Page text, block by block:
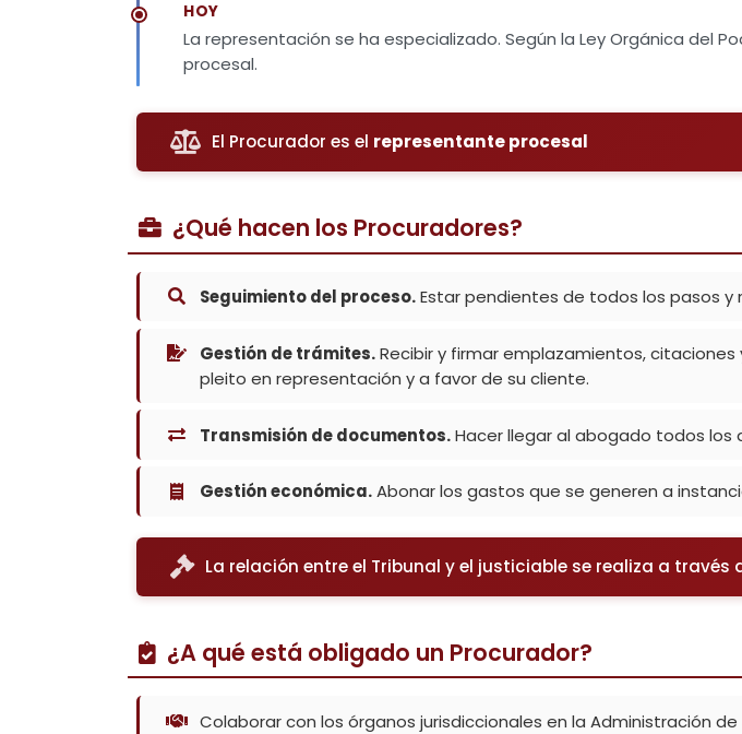
HOY
La representación se ha especializado. Según la Ley Orgánica del
procesal.
El Procurador es el representante procesal
¿Qué hacen los Procuradores?
Seguimiento del proceso.Estar pendientes de todos los pasos
Gestión de trámites.Recibir y firmar emplazamientos,
pleito en representación y a favor de su cliente.
Transmisión de documentos.Hacer llegar al abogado todos los
Gestión económica.Abonar los gastos que se generen a
La relación entre el Tribunal y el justiciable se realiza a través
¿A qué está obligado un Procurador?
Colaborar con los órganos jurisdiccionales en la Administración de